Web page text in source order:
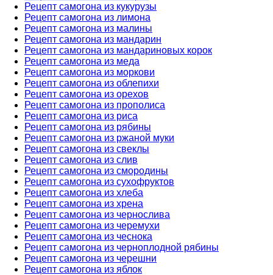
Рецепт самогона из кукурузы
Рецепт самогона из лимона
Рецепт самогона из малины
Рецепт самогона из мандарин
Рецепт самогона из мандариновых корок
Рецепт самогона из меда
Рецепт самогона из моркови
Рецепт самогона из облепихи
Рецепт самогона из орехов
Рецепт самогона из прополиса
Рецепт самогона из риса
Рецепт самогона из рябины
Рецепт самогона из ржаной муки
Рецепт самогона из свеклы
Рецепт самогона из слив
Рецепт самогона из смородины
Рецепт самогона из сухофруктов
Рецепт самогона из хлеба
Рецепт самогона из хрена
Рецепт самогона из чернослива
Рецепт самогона из черемухи
Рецепт самогона из чеснока
Рецепт самогона из черноплодной рябины
Рецепт самогона из черешни
Рецепт самогона из яблок